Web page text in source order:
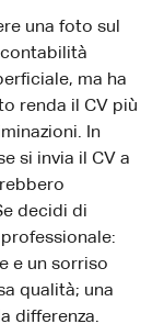
una foto sul
ma ha
renda il CV più
In
si invia il CV a
decidi di
e un sorriso
qualità; una
differenza.